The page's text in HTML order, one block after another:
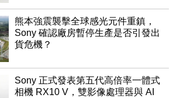
熊本強震襲擊全球感光元件重鎮，
Sony 確認廠房暫停生產是否引發出
貨危機？
Sony 正式發表第五代高倍率一體式
相機 RX10 V，雙影像處理器與 AI